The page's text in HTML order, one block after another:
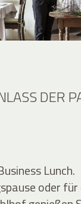
DER
Lunch.
oder